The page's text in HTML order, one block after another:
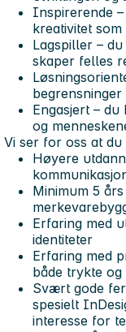
Inspirerende
kreativitet
Lagspiller –
skaper felles
Engasjert – du
og
Vi ser for oss at
Høyere
Minimum 5
Erfaring med
identiteter
Erfaring med
både trykte
Svært gode
spesielt
interesse for